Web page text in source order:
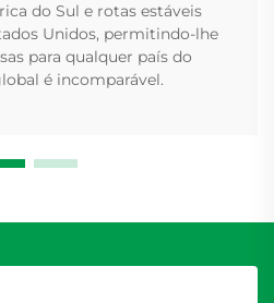
do Sul e rotas estáveis
Unidos, permitindo-lhe
para qualquer país do
é incomparável.